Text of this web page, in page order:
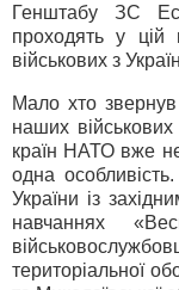
Генштабу ЗС
проходять у цій
військових з
Мало хто
наших
країн НАТО вже
одна
України із
навчаннях
територіальної